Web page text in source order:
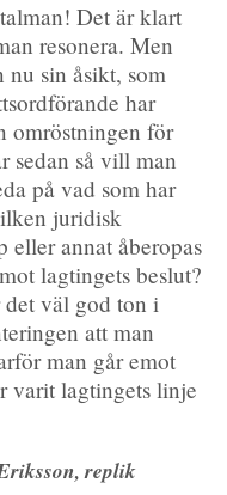
Det är klart
resonera. Men
nu sin åsikt, som
har
omröstningen för
sedan så vill man
på vad som har
juridisk
eller annat åberopas
lagtingets beslut?
väl god ton i
att man
man går emot
varit lagtingets linje
replik